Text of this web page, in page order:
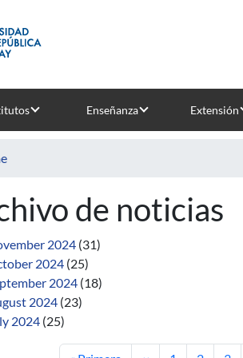
Enseñanza Extensión
de noticias
2024 (31)
2024 (25)
2024 (18)
2024 (23)
2024 (25)